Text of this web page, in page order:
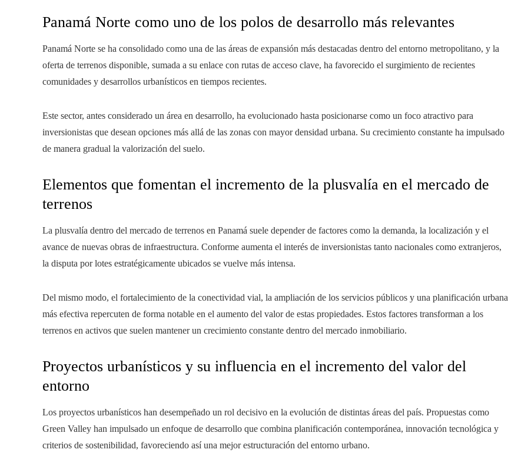
Panamá Norte como uno de los polos de desarrollo más relevantes
Panamá Norte se ha consolidado como una de las áreas de expansión más destacadas dentro del entorno metropolitano, y la
oferta de terrenos disponible, sumada a su enlace con rutas de acceso clave, ha favorecido el surgimiento de recientes
comunidades y desarrollos urbanísticos en tiempos recientes.
Este sector, antes considerado un área en desarrollo, ha evolucionado hasta posicionarse como un foco atractivo para
inversionistas que desean opciones más allá de las zonas con mayor densidad urbana. Su crecimiento constante ha impulsado
de manera gradual la valorización del suelo.
Elementos que fomentan el incremento de la plusvalía en el mercado de
terrenos
La plusvalía dentro del mercado de terrenos en Panamá suele depender de factores como la demanda, la localización y el
avance de nuevas obras de infraestructura. Conforme aumenta el interés de inversionistas tanto nacionales como extranjeros,
la disputa por lotes estratégicamente ubicados se vuelve más intensa.
Del mismo modo, el fortalecimiento de la conectividad vial, la ampliación de los servicios públicos y una planificación urbana
más efectiva repercuten de forma notable en el aumento del valor de estas propiedades. Estos factores transforman a los
terrenos en activos que suelen mantener un crecimiento constante dentro del mercado inmobiliario.
Proyectos urbanísticos y su influencia en el incremento del valor del
entorno
Los proyectos urbanísticos han desempeñado un rol decisivo en la evolución de distintas áreas del país. Propuestas como
Green Valley han impulsado un enfoque de desarrollo que combina planificación contemporánea, innovación tecnológica y
criterios de sostenibilidad, favoreciendo así una mejor estructuración del entorno urbano.